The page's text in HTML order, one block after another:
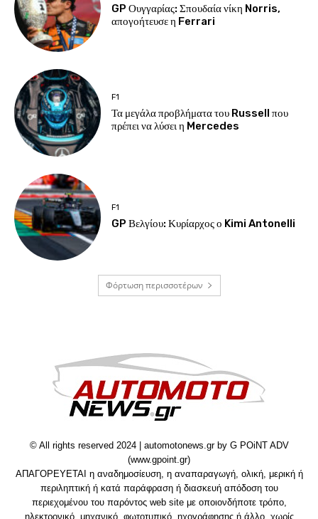
GP Ουγγαρίας: Σπουδαία νίκη Norris,
απογοήτευσε η Ferrari
F1
Τα μεγάλα προβλήματα του Russell που
πρέπει να λύσει η Mercedes
F1
GP Βελγίου: Κυρίαρχος ο Kimi Antonelli
Φόρτωση περισσοτέρων
© All rights reserved 2024 | automotonews.gr by G POiNT ADV
(www.gpoint.gr)
ΑΠΑΓΟΡΕΥΕΤΑΙ η αναδημοσίευση, η αναπαραγωγή, ολική, μερική ή
περιληπτική ή κατά παράφραση ή διασκευή απόδοση του
περιεχομένου του παρόντος web site με οποιονδήποτε τρόπο,
ηλεκτρονικό, μηχανικό, φωτοτυπικό, ηχογράφησης ή άλλο, χωρίς